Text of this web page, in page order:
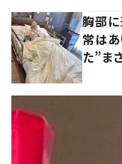
胸部
常は
た”ま